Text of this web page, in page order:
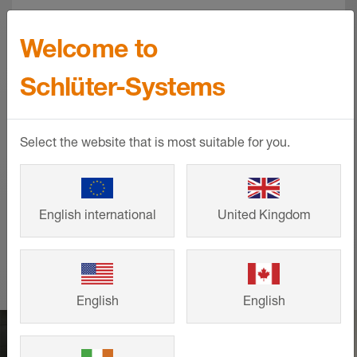
Schlüter-Systems intelligens megoldásai
ügyfeleink elkészült építési és felújítási
Welcome to
Schlüter-Systems
Select the website that is most suitable for you.
English international United Kingdom
English English